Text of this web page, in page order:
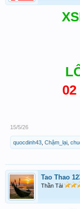
02
15/5/26
quocdinh43 Chậm_lại
Tao Thao
Thần Tài